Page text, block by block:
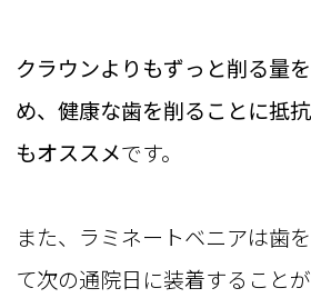
クラウンよりもずっと削る量
め、健康な歯を削ることに抵
もオススメです。
また、ラミネートベニアは歯
て次の通院日に装着すること